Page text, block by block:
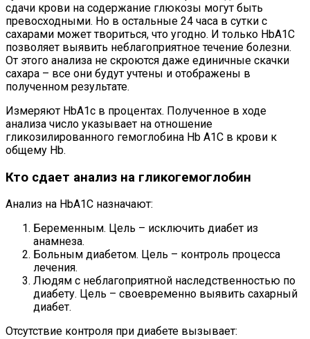
сдачи крови на содержание глюкозы могут быть
превосходными. Но в остальные 24 часа в сутки с
сахарами может твориться, что угодно. И только HbA1C
позволяет выявить неблагоприятное течение болезни.
От этого анализа не скроются даже единичные скачки
сахара – все они будут учтены и отображены в
полученном результате.
Измеряют HbA1c в процентах. Полученное в ходе
анализа число указывает на отношение
гликозилированного гемоглобина Hb A1C в крови к
общему Hb.
Кто сдает анализ на гликогемоглобин
Анализ на HbA1C назначают:
Беременным. Цель – исключить диабет из
анамнеза.
Больным диабетом. Цель – контроль процесса
лечения.
Людям с неблагоприятной наследственностью по
диабету. Цель – своевременно выявить сахарный
диабет.
Отсутствие контроля при диабете вызывает: